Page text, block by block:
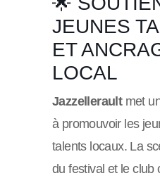
JEUNES
ET
LOCAL
Jazzelleraultmet
à promouvoir les
talents locaux. La
du festival et le club